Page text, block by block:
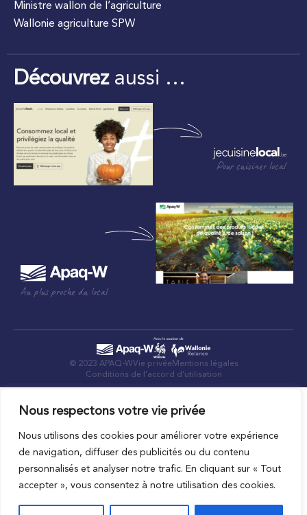
Nous respectons votre vie privée
Nous utilisons des cookies pour améliorer votre expérience
de navigation, diffuser des publicités ou du contenu
personnalisés et analyser notre trafic. En cliquant sur « Tout
accepter », vous consentez à notre utilisation des cookies.
Ministre wallon de l’agriculture
Wallonie agriculture SPW
Découvrezaussi …
Pour cuisiner local
Au plus proche du local
© 2023 APAQ-WVie privée Mentions légales
Conditions de l’accord d’utilisation